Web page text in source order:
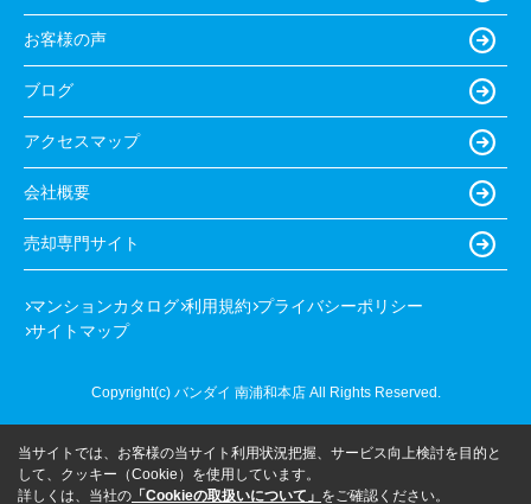
お客様の声
ブログ
アクセスマップ
会社概要
売却専門サイト
マンションカタログ 利用規約 プライバシーポリシー
サイトマップ
Copyright(c) バンダイ 南浦和本店 All Rights Reserved.
当サイトでは、お客様の当サイト利用状況把握、サービス向上検討を目的と
して、クッキー（Cookie）を使用しています。
詳しくは、当社の 「Cookieの取扱いについて」 をご確認ください。